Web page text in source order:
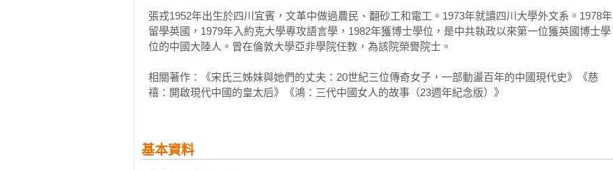
——《倫敦書評報》
「《鴻》使我感覺自己像五歲的孩子。這部家史具有最不朽的社會歷史那樣的深度與廣度。」
「張戎的寫作手法不同凡響。她娓娓道來，不動聲色，在描寫人物、細緻紀錄、豐富多彩的次要角色
「這是關於一個中國家庭的真實生活傳奇，它的戲劇性場面超過了著名電影連續劇《朝代》；暴虐的
16 天不怕，地不怕
毛的紅衛兵（一九六六年六月～八月）
17 你要我們的孩子變成黑五類嗎？
18 特大喜訊
進京朝聖（一九六六年十月～十二月）
20 我不出賣靈魂
父親被捕（一九六七～一九六八）
張戎1952年出生於四川宜賓，文革中做過農民、翻砂工和電工。1973年就讀四川大學外文系。1978年
留學英國，1979年入約克大學專攻語言學，1982年獲博士學位，是中共執政以來第一位獲英國博士學
位的中國大陸人。曾在倫敦大學亞非學院任教，為該院榮譽院士。
相關著作：《宋氏三姊妹與她們的丈夫：20世紀三位傳奇女子，一部動盪百年的中國現代史》《慈
禧：開啟現代中國的皇太后》《鴻：三代中國女人的故事（23週年紀念版）》
基本資料